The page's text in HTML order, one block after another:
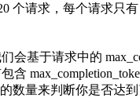
个请求，每个请求只
会基于请求中的
含
的数量来判断你是否达